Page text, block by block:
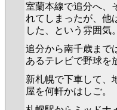
室蘭本線で追分へ、
れてしまったが、他
した、という雰囲気。
追分から南千歳まで
あるテレビで野球を
新札幌で下車して、
屋を何軒かはしご。